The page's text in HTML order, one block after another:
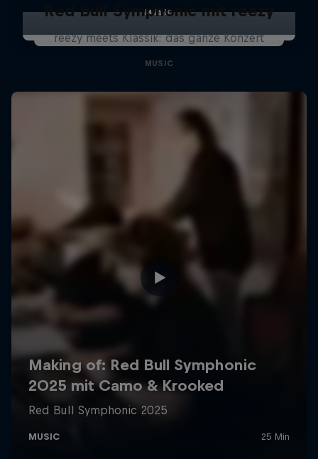
MUSIC
Red Bull Symphonic mit reezy
reezy meets Klassik: das ganze Konzert
MUSIC